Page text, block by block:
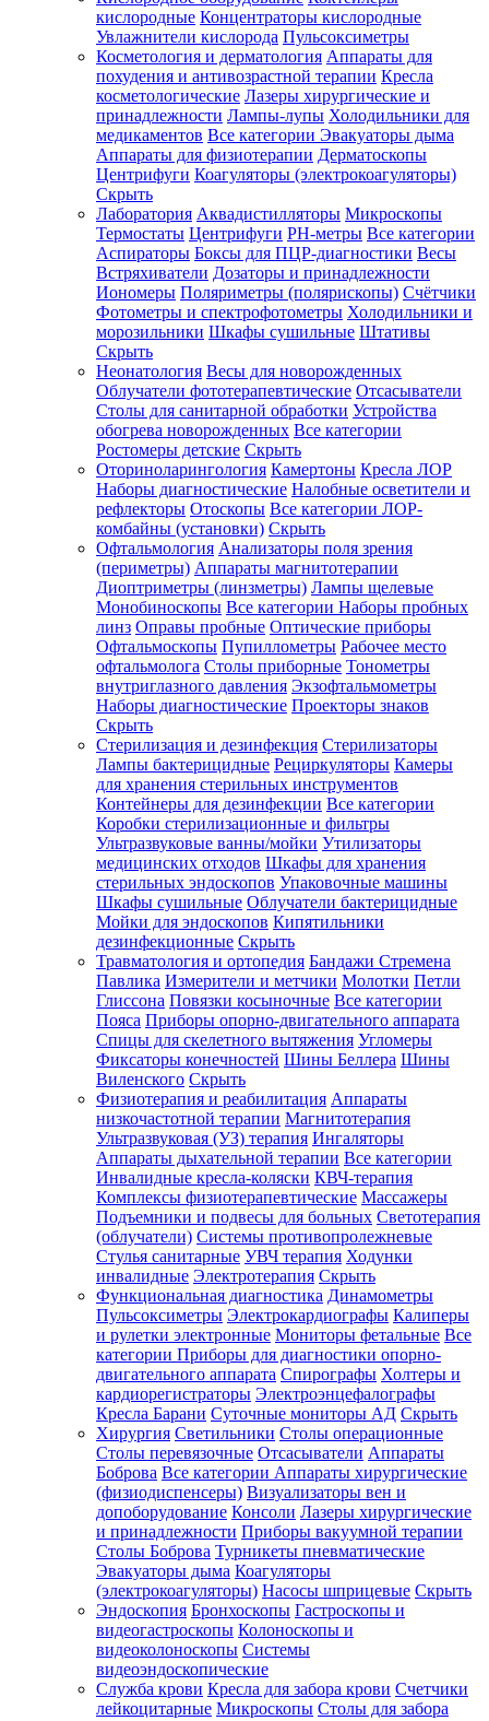
кислородные Концентраторы кислородные
Увлажнители кислорода Пульсоксиметры
Косметология и дерматология Аппараты для
похудения и антивозрастной терапии Кресла
косметологические Лазеры хирургические и
принадлежности Лампы-лупы Холодильники для
медикаментов Все категории Эвакуаторы дыма
Аппараты для физиотерапии Дерматоскопы
Центрифуги Коагуляторы (электрокоагуляторы)
Скрыть
Лаборатория Аквадистилляторы Микроскопы
Термостаты Центрифуги PH-метры Все категории
Аспираторы Боксы для ПЦР-диагностики Весы
Встряхиватели Дозаторы и принадлежности
Иономеры Поляриметры (полярископы) Счётчики
Фотометры и спектрофотометры Холодильники и
морозильники Шкафы сушильные Штативы
Скрыть
Неонатология Весы для новорожденных
Облучатели фототерапевтические Отсасыватели
Столы для санитарной обработки Устройства
обогрева новорожденных Все категории
Ростомеры детские Скрыть
Оториноларингология Камертоны Кресла ЛОР
Наборы диагностические Налобные осветители и
рефлекторы Отоскопы Все категории ЛОР-
комбайны (установки) Скрыть
Офтальмология Анализаторы поля зрения
(периметры) Аппараты магнитотерапии
Диоптриметры (линзметры) Лампы щелевые
Монобиноскопы Все категории Наборы пробных
линз Оправы пробные Оптические приборы
Офтальмоскопы Пупиллометры Рабочее место
офтальмолога Столы приборные Тонометры
внутриглазного давления Экзофтальмометры
Наборы диагностические Проекторы знаков
Скрыть
Стерилизация и дезинфекция Стерилизаторы
Лампы бактерицидные Рециркуляторы Камеры
для хранения стерильных инструментов
Контейнеры для дезинфекции Все категории
Коробки стерилизационные и фильтры
Ультразвуковые ванны/мойки Утилизаторы
медицинских отходов Шкафы для хранения
стерильных эндоскопов Упаковочные машины
Шкафы сушильные Облучатели бактерицидные
Мойки для эндоскопов Кипятильники
дезинфекционные Скрыть
Травматология и ортопедия Бандажи Стремена
Павлика Измерители и метчики Молотки Петли
Глиссона Повязки косыночные Все категории
Пояса Приборы опорно-двигательного аппарата
Спицы для скелетного вытяжения Угломеры
Фиксаторы конечностей Шины Беллера Шины
Виленского Скрыть
Физиотерапия и реабилитация Аппараты
низкочастотной терапии Магнитотерапия
Ультразвуковая (УЗ) терапия Ингаляторы
Аппараты дыхательной терапии Все категории
Инвалидные кресла-коляски КВЧ-терапия
Комплексы физиотерапевтические Массажеры
Подъемники и подвесы для больных Светотерапия
(облучатели) Системы противопролежневые
Стулья санитарные УВЧ терапия Ходунки
инвалидные Электротерапия Скрыть
Функциональная диагностика Динамометры
Пульсоксиметры Электрокардиографы Калиперы
и рулетки электронные Мониторы фетальные Все
категории Приборы для диагностики опорно-
двигательного аппарата Спирографы Холтеры и
кардиорегистраторы Электроэнцефалографы
Кресла Барани Суточные мониторы АД Скрыть
Хирургия Светильники Столы операционные
Столы перевязочные Отсасыватели Аппараты
Боброва Все категории Аппараты хирургические
(физиодиспенсеры) Визуализаторы вен и
допоборудование Консоли Лазеры хирургические
и принадлежности Приборы вакуумной терапии
Столы Боброва Турникеты пневматические
Эвакуаторы дыма Коагуляторы
(электрокоагуляторы) Насосы шприцевые Скрыть
Эндоскопия Бронхоскопы Гастроскопы и
видеогастроскопы Колоноскопы и
видеоколоноскопы Системы
видеоэндоскопические
Служба крови Кресла для забора крови Счетчики
лейкоцитарные Микроскопы Столы для забора